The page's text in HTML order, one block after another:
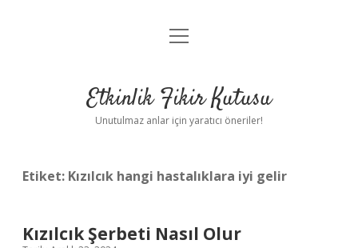
Anasayfa
Yasal Uyarı
menüyü
Etkinlik Fikir Kutusu
Unutulmaz anlar için yaratıcı öneriler!
Etiket: Kızılcık hangi hastalıklara iyi gelir
Kızılcık Şerbeti Nasıl Olur